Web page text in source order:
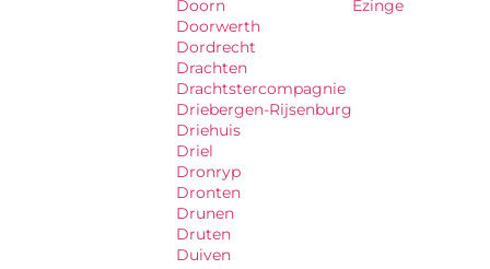
Doorn
Doorwerth
Dordrecht
Drachten
Drachtstercompagnie
Driebergen-Rijsenburg
Driehuis
Driel
Dronryp
Dronten
Drunen
Druten
Duiven
Ezinge